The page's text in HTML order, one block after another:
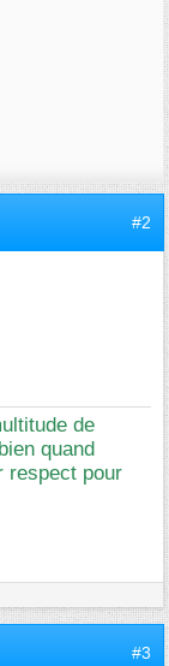
#2
de
quand
respect pour
#3